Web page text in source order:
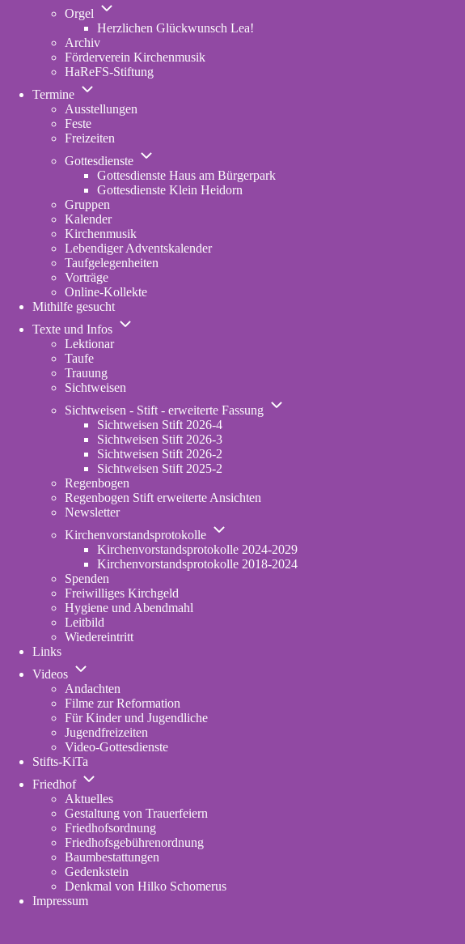
Orgel
Unternavigation
Orgel
Herzlichen Glückwunsch Lea!
Archiv
Förderverein Kirchenmusik
HaReFS-Stiftung
Termine
Unternavigation
Termine
Ausstellungen
Feste
Freizeiten
Gottesdienste
Unternavigation
Gottesdienste
Gottesdienste Haus am Bürgerpark
Gottesdienste Klein Heidorn
Gruppen
Kalender
Kirchenmusik
Lebendiger Adventskalender
Taufgelegenheiten
Vorträge
Online-Kollekte
Mithilfe gesucht
Texte und Infos
Unternavigation
Lektionar
Taufe
Trauung
Sichtweisen
Sichtweisen - Stift - erweiterte Fassung
Unternavigation
Sichtweisen Stift 2026-4
Sichtweisen Stift 2026-3
Sichtweisen Stift 2026-2
Sichtweisen Stift 2025-2
Regenbogen
Regenbogen Stift erweiterte Ansichten
Newsletter
Kirchenvorstandsprotokolle
Unternavigation
Kirchenvorstandsprotokolle
Kirchenvorstandsprotokolle 2024-2029
Kirchenvorstandsprotokolle 2018-2024
Spenden
Freiwilliges Kirchgeld
Hygiene und Abendmahl
Leitbild
Wiedereintritt
Links
Videos
Unternavigation
Videos
Andachten
Filme zur Reformation
Für Kinder und Jugendliche
Jugendfreizeiten
Video-Gottesdienste
Stifts-KiTa
in
tab)
Friedhof
Unternavigation
Friedhof
Aktuelles
Gestaltung von Trauerfeiern
Friedhofsordnung
Friedhofsgebührenordnung
tab)
Baumbestattungen
Gedenkstein
Denkmal von Hilko Schomerus
Impressum